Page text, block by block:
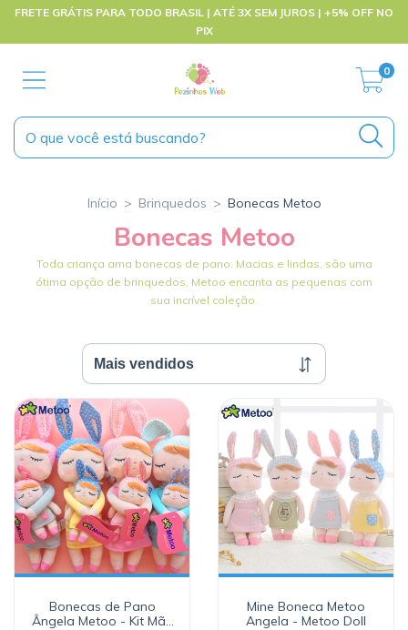
FRETE GRÁTIS PARA TODO BRASIL | ATÉ 3X SEM JUROS | +5% OFF NO
PIX
0
Início > Brinquedos > Bonecas Metoo
Bonecas Metoo
Toda criança ama bonecas de pano. Macias e lindas, são uma
ótima opção de brinquedos. Metoo encanta as pequenas com
sua incrível coleção.
Bonecas de Pano
Ângela Metoo - Kit Mãe
Mine Boneca Metoo
Angela - Metoo Doll